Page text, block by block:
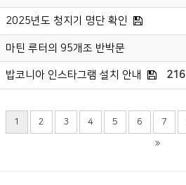
2025년도 청지기 명단 확인
마틴 루터의 95개조 반박문
밥코니아 인스타그램 설치 안내 216
1 2 3 4 5 6 7